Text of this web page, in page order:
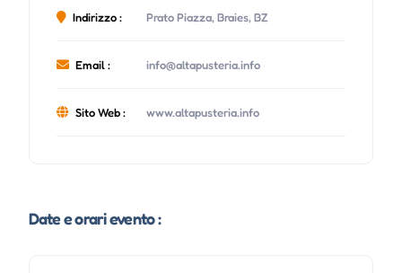
Indirizzo : Prato Piazza, Braies, BZ
Email : info@altapusteria.info
Sito Web : www.altapusteria.info
Date e orari evento :